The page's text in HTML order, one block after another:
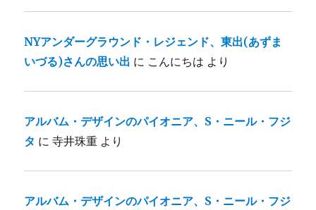
NYアンダーグラウンド・レジェンド、東出(あずま
いづる)さんの思い出 に こんにちは より
アルバム・デザインのパイオニア、S・ニール・フジ
タ に寺井珠重 より
アルバム・デザインのパイオニア、S・ニール・フジ